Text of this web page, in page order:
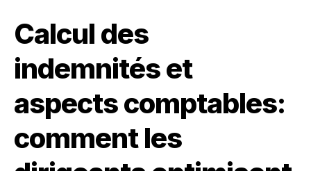
Calcul des
indemnités et
aspects comptables:
comment les